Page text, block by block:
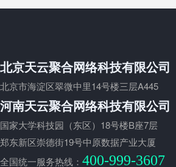
北京天云聚合网络科技有限公司
北京市海淀区翠微中里14号楼三层A445
河南天云聚合网络科技有限公司
国家大学科技园（东区）18号楼B座7层
郑东新区崇德街19号中原数据产业大厦
全国统一服务热线： 400-999-3607